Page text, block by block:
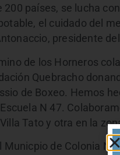
países, se lucha
el cuidado del
presidente
de los Horneros
Quebracho
de Boxeo. Hemos
N 47.
Tato y otra en la
Municpio de Colonia